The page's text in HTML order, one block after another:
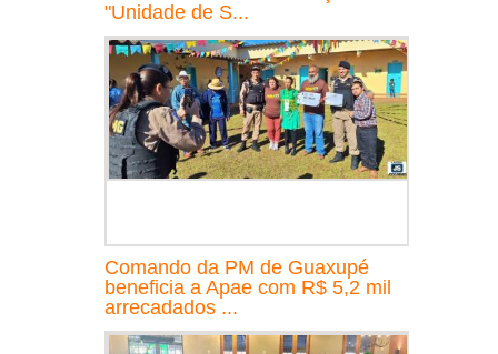
"Unidade de S...
Comando da PM de Guaxupé
beneficia a Apae com R$ 5,2 mil
arrecadados ...